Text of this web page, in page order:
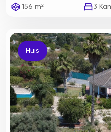
156 m² 3
Huis